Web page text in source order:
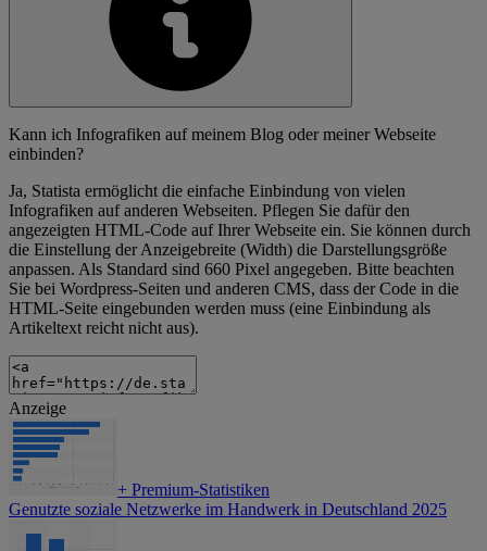
Kann ich Infografiken auf meinem Blog oder meiner Webseite
einbinden?
Ja, Statista ermöglicht die einfache Einbindung von vielen
Infografiken auf anderen Webseiten. Pflegen Sie dafür den
angezeigten HTML-Code auf Ihrer Webseite ein. Sie können durch
die Einstellung der Anzeigebreite (Width) die Darstellungsgröße
anpassen. Als Standard sind 660 Pixel angegeben. Bitte beachten
Sie bei Wordpress-Seiten und anderen CMS, dass der Code in die
HTML-Seite eingebunden werden muss (eine Einbindung als
Artikeltext reicht nicht aus).
Anzeige
+ Premium-Statistiken
Genutzte soziale Netzwerke im Handwerk in Deutschland 2025